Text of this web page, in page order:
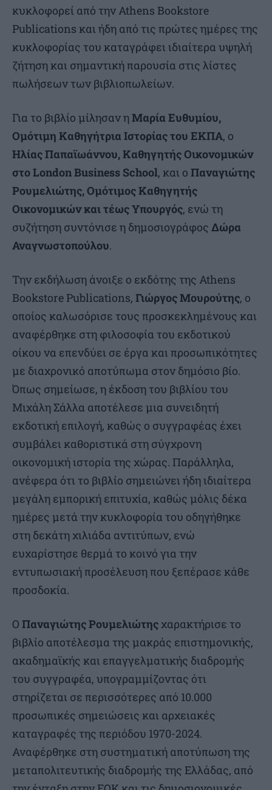
κυκλοφορεί από την Athens Bookstore
Publications και ήδη από τις πρώτες ημέρες της
κυκλοφορίας του καταγράφει ιδιαίτερα υψηλή
ζήτηση και σημαντική παρουσία στις λίστες
πωλήσεων των βιβλιοπωλείων.
Για το βιβλίο μίλησαν ηΜαρία Ευθυμίου,
Ομότιμη Καθηγήτρια Ιστορίας του ΕΚΠΑ, ο
Ηλίας Παπαϊωάννου, Καθηγητής Οικονομικών
στοLondonBusiness School, και ο Παναγιώτης
Ρουμελιώτης, Ομότιμος Καθηγητής
Οικονομικών και τέως Υπουργός, ενώ τη
συζήτηση συντόνισε η δημοσιογράφος Δώρα
Αναγνωστοπούλου.
Την εκδήλωση άνοιξε ο εκδότης της Athens
Bookstore Publications, Γιώργος Μουρούτης, ο
οποίος καλωσόρισε τους προσκεκλημένους και
αναφέρθηκε στη φιλοσοφία του εκδοτικού
οίκου να επενδύει σε έργα και προσωπικότητες
με διαχρονικό αποτύπωμα στον δημόσιο βίο.
Όπως σημείωσε, η έκδοση του βιβλίου του
Μιχάλη Σάλλα αποτέλεσε μια συνειδητή
εκδοτική επιλογή, καθώς ο συγγραφέας έχει
συμβάλει καθοριστικά στη σύγχρονη
οικονομική ιστορία της χώρας. Παράλληλα,
ανέφερα ότι το βιβλίο σημειώνει ήδη ιδιαίτερα
μεγάλη εμπορική επιτυχία, καθώς μόλις δέκα
ημέρες μετά την κυκλοφορία του οδηγήθηκε
στη δεκάτη χιλιάδα αντιτύπων, ενώ
ευχαρίστησε θερμά το κοινό για την
εντυπωσιακή προσέλευση που ξεπέρασε κάθε
προσδοκία.
Ο Παναγιώτης Ρουμελιώτηςχαρακτήρισε το
βιβλίο αποτέλεσμα της μακράς επιστημονικής,
ακαδημαϊκής και επαγγελματικής διαδρομής
του συγγραφέα, υπογραμμίζοντας ότι
στηρίζεται σε περισσότερες από 10.000
προσωπικές σημειώσεις και αρχειακές
καταγραφές της περιόδου 1970-2024.
Αναφέρθηκε στη συστηματική αποτύπωση της
μεταπολιτευτικής διαδρομής της Ελλάδας, από